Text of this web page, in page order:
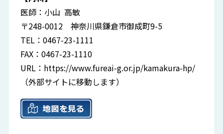
医師：小山 高敏
〒248-0012 神奈川県鎌倉市御成町9-5
TEL：0467-23-1111
FAX：0467-23-1110
URL： https://www.fureai-g.or.jp/kamakura-hp/
（外部サイトに移動します）